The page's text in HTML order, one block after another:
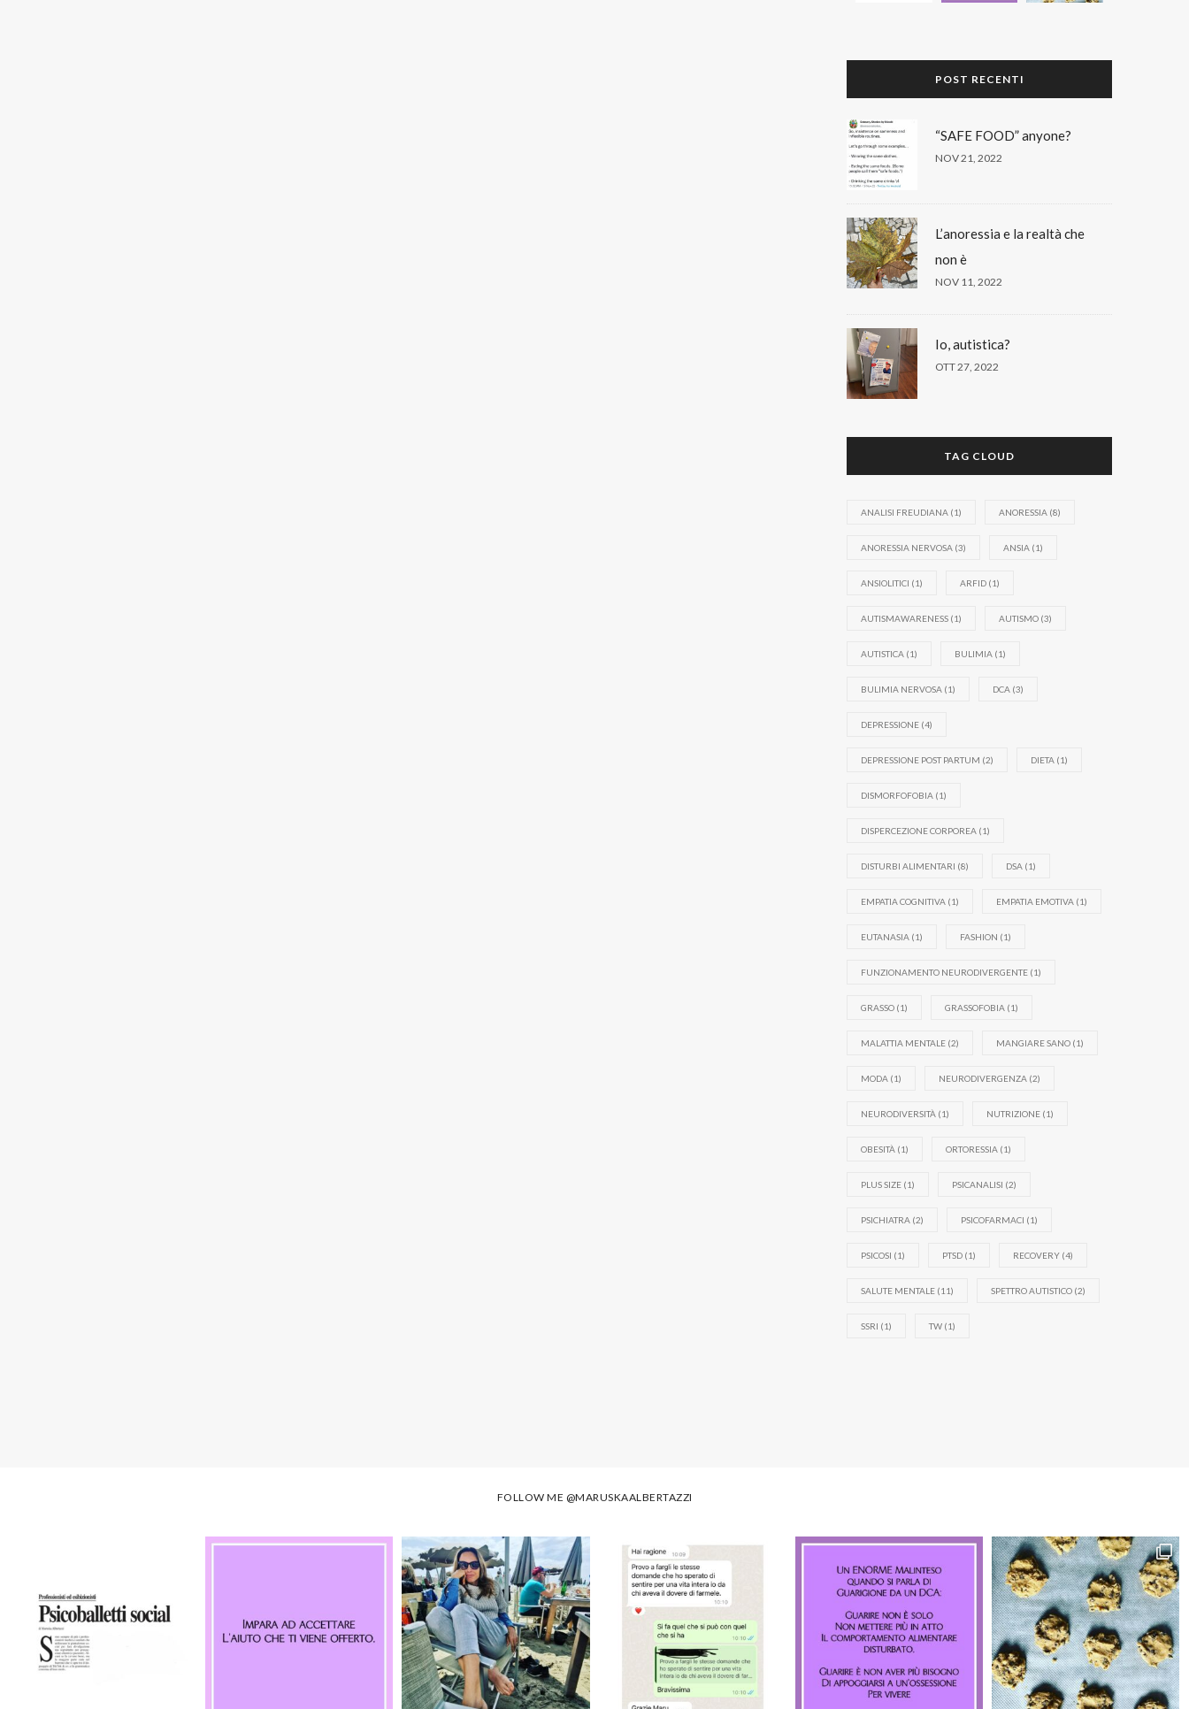
POST RECENTI
“SAFE FOOD” anyone?
NOV 21, 2022
L’anoressia e la realtà che
non è
NOV 11, 2022
Io, autistica?
OTT 27, 2022
TAG CLOUD
ANALISI FREUDIANA (1) ANORESSIA (8)
ANORESSIA NERVOSA (3) ANSIA (1)
ANSIOLITICI (1) ARFID (1)
AUTISMAWARENESS (1) AUTISMO (3)
AUTISTICA (1) BULIMIA (1)
BULIMIA NERVOSA (1) DCA (3)
DEPRESSIONE (4)
DEPRESSIONE POST PARTUM (2) DIETA (1)
DISMORFOFOBIA (1)
DISPERCEZIONE CORPOREA (1)
DISTURBI ALIMENTARI (8) DSA (1)
EMPATIA COGNITIVA (1) EMPATIA EMOTIVA (1)
EUTANASIA (1) FASHION (1)
FUNZIONAMENTO NEURODIVERGENTE (1)
GRASSO (1) GRASSOFOBIA (1)
MALATTIA MENTALE (2) MANGIARE SANO (1)
MODA (1) NEURODIVERGENZA (2)
NEURODIVERSITÀ (1) NUTRIZIONE (1)
OBESITÀ (1) ORTORESSIA (1)
PLUS SIZE (1) PSICANALISI (2)
PSICHIATRA (2) PSICOFARMACI (1)
PSICOSI (1) PTSD (1) RECOVERY (4)
SALUTE MENTALE (11) SPETTRO AUTISTICO (2)
SSRI (1) TW (1)
FOLLOW ME @MARUSKAALBERTAZZI